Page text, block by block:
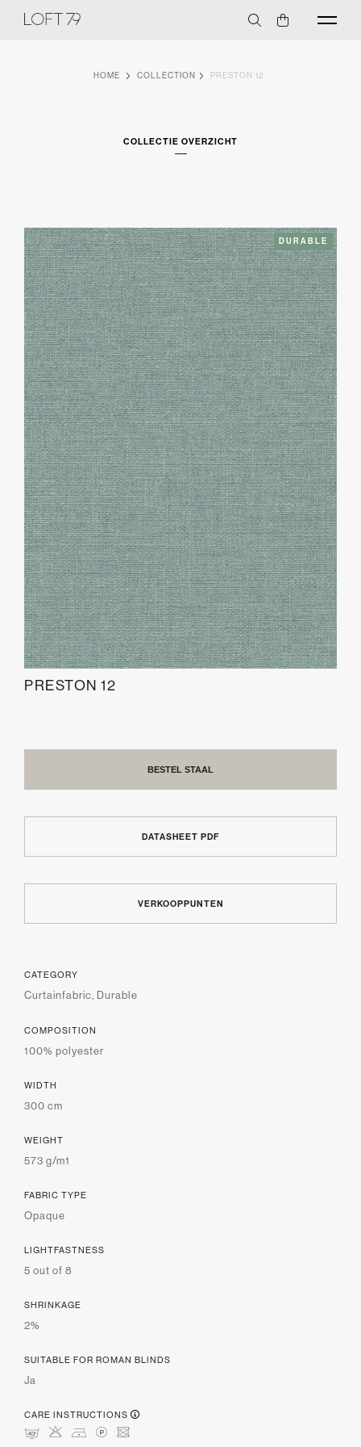
HOME COLLECTION PRESTON 12
COLLECTIE OVERZICHT
DURABLE
PRESTON 12
BESTEL STAAL
DATASHEET PDF
VERKOOPPUNTEN
CATEGORY
Curtainfabric, Durable
COMPOSITION
100% polyester
WIDTH
300 cm
WEIGHT
573 g/m1
FABRIC TYPE
Opaque
LIGHTFASTNESS
5 out of 8
SHRINKAGE
2%
SUITABLE FOR ROMAN BLINDS
Ja
CARE INSTRUCTIONS
nHDLU